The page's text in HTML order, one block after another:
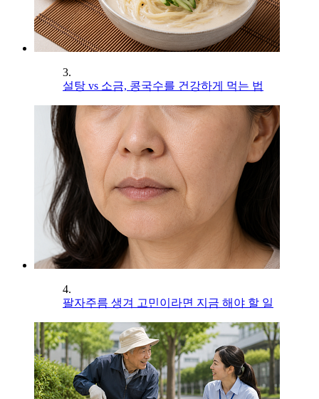
3.
설탕 vs 소금, 콩국수를 건강하게 먹는 법
4.
팔자주름 생겨 고민이라면 지금 해야 할 일